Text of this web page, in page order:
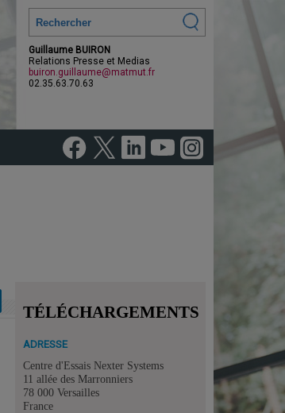
Guillaume BUIRON
Relations Presse et Medias
buiron.guillaume@matmut.fr
02.35.63.70.63
TÉLÉCHARGEMENTS
ADRESSE
Centre d'Essais Nexter Systems
11 allée des Marronniers
78 000 Versailles
France